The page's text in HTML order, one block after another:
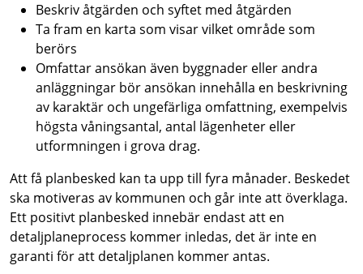
Beskriv åtgärden och syftet med åtgärden
Ta fram en karta som visar vilket område som
berörs
Omfattar ansökan även byggnader eller andra
anläggningar bör ansökan innehålla en beskrivning
av karaktär och ungefärliga omfattning, exempelvis
högsta våningsantal, antal lägenheter eller
utformningen i grova drag.
Att få planbesked kan ta upp till fyra månader. Beskedet
ska motiveras av kommunen och går inte att överklaga.
Ett positivt planbesked innebär endast att en
detaljplaneprocess kommer inledas, det är inte en
garanti för att detaljplanen kommer antas.